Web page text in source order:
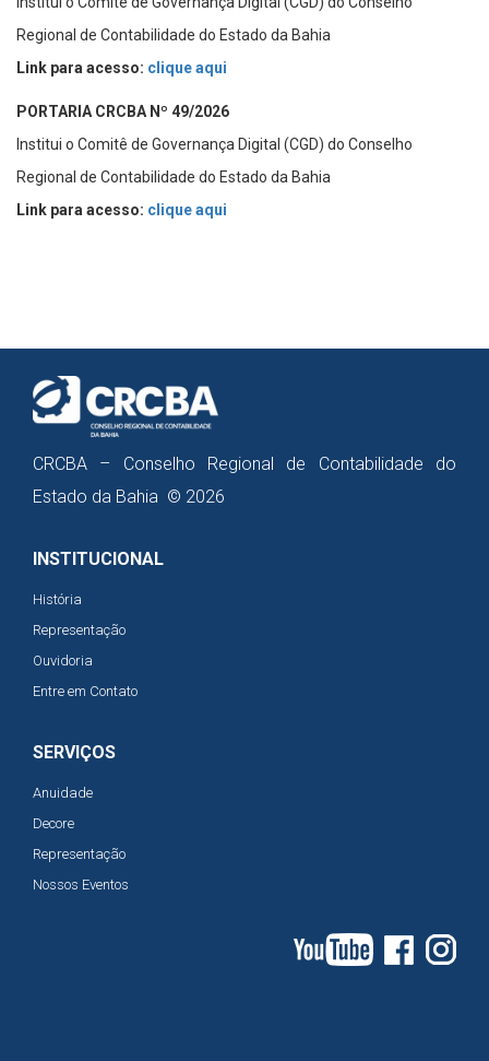
Regional de Contabilidade do Estado da Bahia
Link para acesso: clique aqui
PORTARIA CRCBA Nº 49/2026
Institui o Comitê de Governança Digital (CGD) do Conselho
Regional de Contabilidade do Estado da Bahia
Link para acesso: clique aqui
CRCBA – Conselho Regional de Contabilidade do
Estado da Bahia © 2026
INSTITUCIONAL
História
Representação
Ouvidoria
Entre em Contato
SERVIÇOS
Anuidade
Decore
Representação
Nossos Eventos